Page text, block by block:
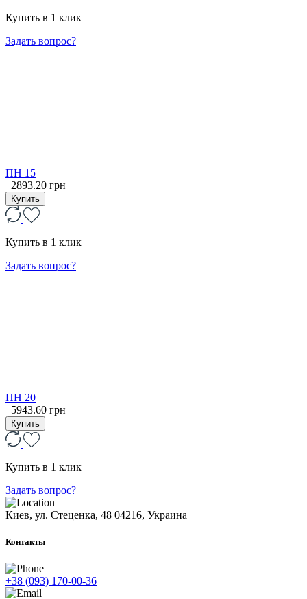
Купить в 1 клик
Задать вопрос?
ПН 15
2893.20 грн
Купить
Купить в 1 клик
Задать вопрос?
ПН 20
5943.60 грн
Купить
Купить в 1 клик
Задать вопрос?
Киев, ул. Стеценка, 48 04216, Украина
Контакты
+38 (093) 170-00-36